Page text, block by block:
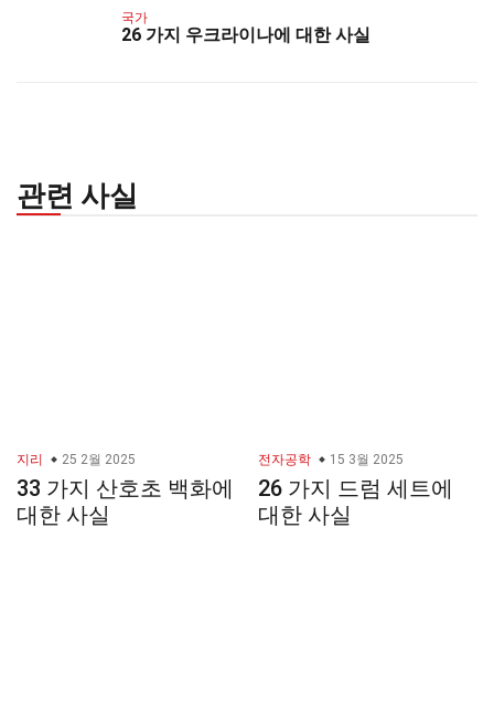
국가
26 가지 우크라이나에 대한 사실
관련 사실
지리 25 2월 2025
33 가지 산호초 백화에
대한 사실
전자공학 15 3월 2025
26 가지 드럼 세트에
대한 사실